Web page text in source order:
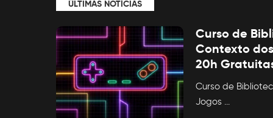
ÚLTIMAS NOTÍCIAS
Curso de
Contexto
20h
Curso de
Jogos ...